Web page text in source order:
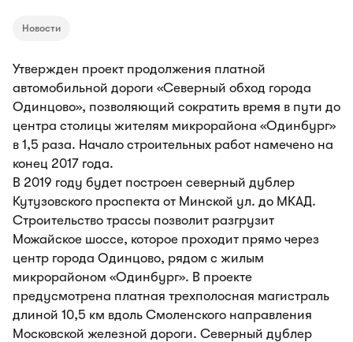
Новости
Утвержден проект продолжения платной
автомобильной дороги «Северный обход города
Одинцово», позволяющий сократить время в пути до
центра столицы жителям микрорайона «Одинбург»
в 1,5 раза. Начало строительных работ намечено на
конец 2017 года.
В 2019 году будет построен северный дублер
Кутузовского проспекта от Минской ул. до МКАД.
Строительство трассы позволит разгрузит
Можайское шоссе, которое проходит прямо через
центр города Одинцово, рядом с жилым
микрорайоном «Одинбург». В проекте
предусмотрена платная трехполосная магистраль
длиной 10,5 км вдоль Смоленского направления
Московской железной дороги. Северный дублер